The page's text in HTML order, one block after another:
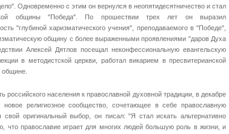
Одновременно с этим он вернулся в неопятидесятничество и стал
общины "Победа". По прошествии трех лет он выразил
"глубиной харизматического учения", преподаваемого в "Победе",
общину с более выраженными проявлениями "даров Духа
Алексей Дятлов посещал неконфессиональную евангельскую
в методистской церкви, работал викарием в пресвитерианской
общине.
населения к православной духовной традиции, в декабре
религиозное сообщество, сочетающее в себе православную
свой оригинальный выбор, он писал: "Я стал искать альтернативно
что православие играет для многих людей большую роль в жизни, и